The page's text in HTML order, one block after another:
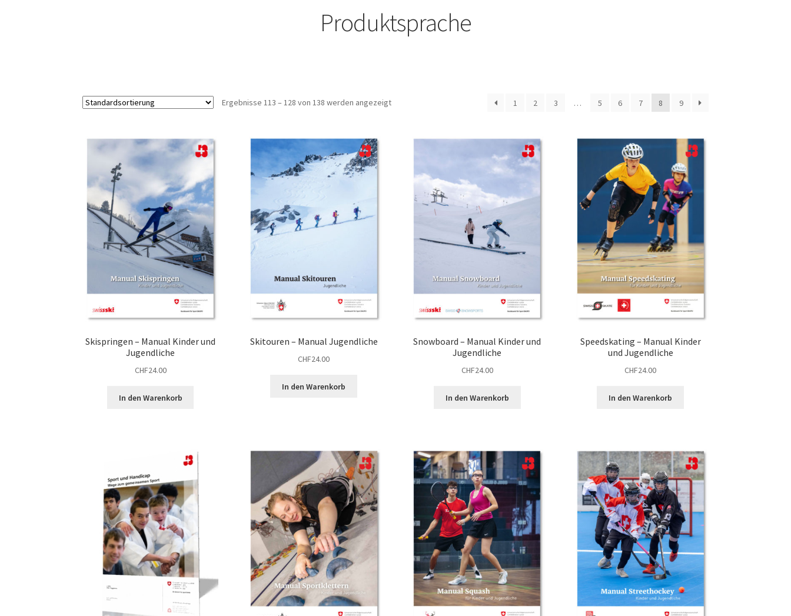
Produktsprache
Ergebnisse 113 – 128 von 138 werden angezeigt 1 2 3 … 5 6 7 8 9
Skispringen – Manual Kinder und
Jugendliche
CHF24.00
In den Warenkorb
Skitouren – Manual Jugendliche
CHF24.00
In den Warenkorb
Snowboard – Manual Kinder und
Jugendliche
CHF24.00
In den Warenkorb
Speedskating – Manual Kinder
und Jugendliche
CHF24.00
In den Warenkorb